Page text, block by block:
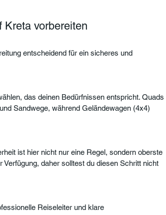
Kreta vorbereiten
entscheidend für ein sicheres und
das deinen Bedürfnissen entspricht. Quads
Sandwege, während Geländewagen (4x4)
ist hier nicht nur eine Regel, sondern oberste
daher solltest du diesen Schritt nicht
Reiseleiter und klare